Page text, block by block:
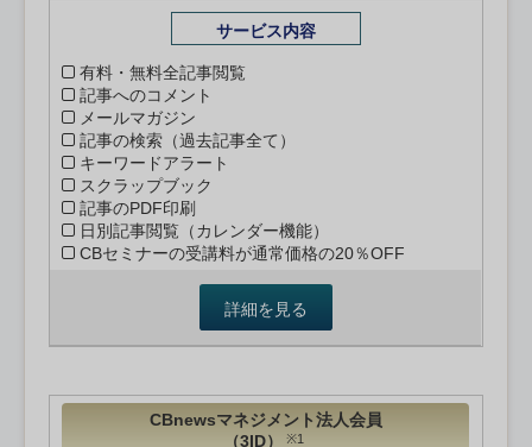
サービス内容
有料・無料全記事閲覧
記事へのコメント
メールマガジン
記事の検索（過去記事全て）
キーワードアラート
スクラップブック
記事のPDF印刷
日別記事閲覧（カレンダー機能）
CBセミナーの受講料が通常価格の20％OFF
詳細を見る
CBnewsマネジメント法人会員
（3ID）
※1